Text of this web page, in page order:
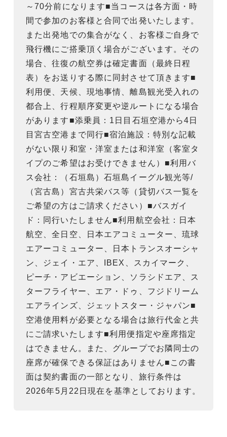
～70分前になります■当コースは各方面・時
間で参加のお客様と合同で出発いたします。
また出発地での集合がなく、お客様ご自身で
飛行機にご搭乗頂く場合がございます。その
場合、往復の航空券は確定書面（最終日程
表）をお送りする際に同封させて頂きます■
利用便、天候、現地事情、離島観光受入れの
都合上、行程順序変更や逆ルートになる場合
があります■添乗員：1日目石垣空港から4日
目宮古空港まで同行■宿泊施設：特別な記載
がない限り和室・洋室または和洋室（客室タ
イプのご希望はお受けできません）■利用バ
ス会社：（石垣島）石垣島イーグル観光等/
（宮古島）宮古共栄バス等（貸切バス一覧を
ご希望の方はご請求ください）■バスガイ
ド：同行いたしません■利用航空会社：日本
航空、全日空、日本エアコミューター、琉球
エアーコミューター、日本トランスオーシャ
ン、ジェイ・エア、IBEX、スカイマーク、
ピーチ・アビエーション、ソラシドエア、ス
ターフライヤー、エア・ドゥ、フジドリーム
エアラインズ、ジェットスター・ジャパン■
空港使用料が必要となる場合は旅行代金と共
にご請求いたします■利用便指定や座席指定
はできません。また、グループでお隣同士の
座席が確保できる保証はありません■この書
面は契約書面の一部となり、旅行条件は
2026年5月22日現在を基準としております。